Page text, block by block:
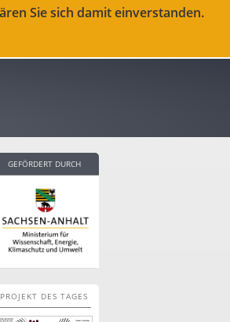
Sie sich damit einverstanden.
GEFÖRDERT DURCH
PROJEKT DES TAGES